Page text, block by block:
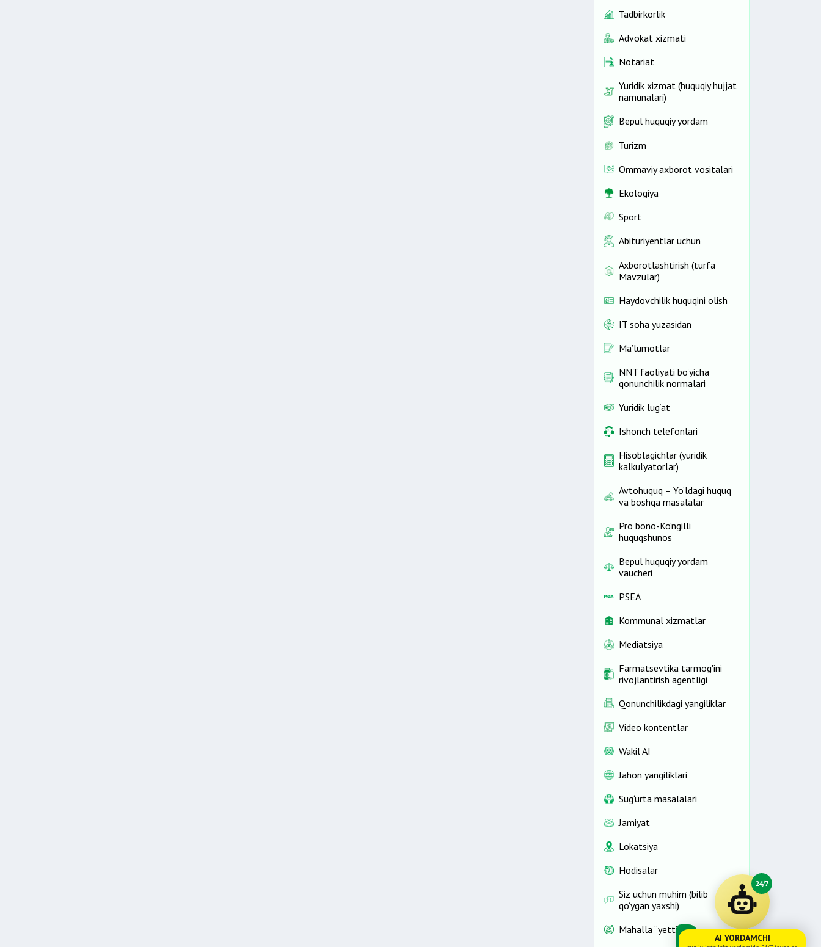
Tadbirkorlik
Advokat xizmati
Notariat
Yuridik xizmat (huquqiy hujjat
namunalari)
Bepul huquqiy yordam
Turizm
Ommaviy axborot vositalari
Ekologiya
Sport
Abituriyentlar uchun
Axborotlashtirish (turfa
Mavzular)
Haydovchilik huquqini olish
IT soha yuzasidan
Ma’lumotlar
NNT faoliyati bo'yicha
qonunchilik normalari
Yuridik lug‘at
Ishonch telefonlari
Hisoblagichlar (yuridik
kalkulyatorlar)
Avtohuquq – Yo‘ldagi huquq
va boshqa masalalar
Pro bono-Ko‘ngilli
huquqshunos
Bepul huquqiy yordam
vaucheri
PSEA
Kommunal xizmatlar
Mediatsiya
Farmatsevtika tarmog'ini
rivojlantirish agentligi
Qonunchilikdagi yangiliklar
Video kontentlar
Wakil AI
Jahon yangiliklari
Sug‘urta masalalari
Jamiyat
Lokatsiya
Hodisalar
Siz uchun muhim (bilib
qo‘ygan yaxshi)
Mahalla “yettiligi”
24/7
AI YORDAMCHI